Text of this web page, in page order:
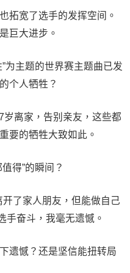
拓宽了选手的发挥空间。
巨大进步。
为主题的世界赛主题曲已发
个人牺牲？
岁离家，告别亲友，这些都
要的牺牲大致如此。
得”的瞬间？
开了家人朋友，但能做自己
奋斗，我毫无遗憾。
遗憾？还是坚信能扭转局